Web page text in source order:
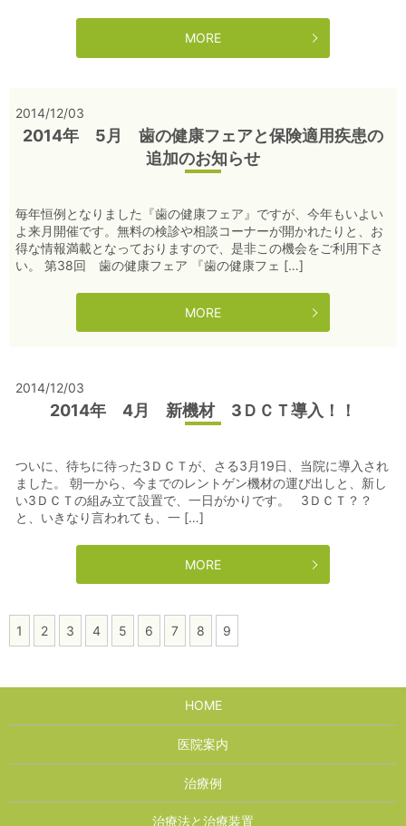
MORE
2014/12/03
2014年 5月 歯の健康フェアと保険適用疾患の
追加のお知らせ
毎年恒例となりました『歯の健康フェア』ですが、今年もいよい
よ来月開催です。無料の検診や相談コーナーが開かれたりと、お
得な情報満載となっておりますので、是非この機会をご利用下さ
い。 第38回 歯の健康フェア 『歯の健康フェ […]
MORE
2014/12/03
2014年 4月 新機材 3ＤＣＴ導入！！
ついに、待ちに待った3ＤＣＴが、さる3月19日、当院に導入され
ました。 朝一から、今までのレントゲン機材の運び出しと、新し
い3ＤＣＴの組み立て設置で、一日がかりです。 3ＤＣＴ？？
と、いきなり言われても、一 […]
MORE
1 2 3 4 5 6 7 8 9
HOME
医院案内
治療例
治療法と治療装置